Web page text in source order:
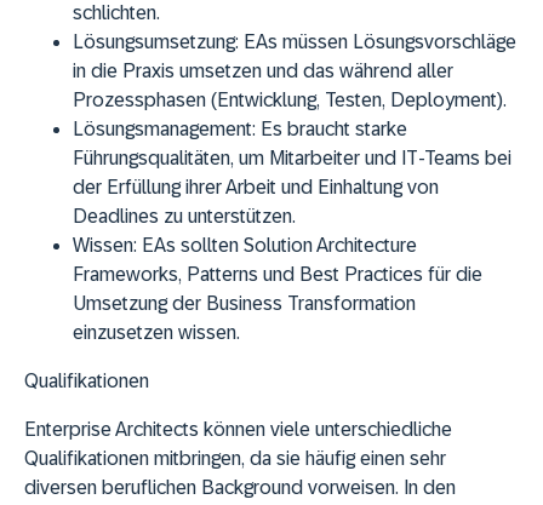
schlichten.
Lösungsumsetzung: EAs müssen Lösungsvorschläge
in die Praxis umsetzen und das während aller
Prozessphasen (Entwicklung, Testen, Deployment).
Lösungsmanagement: Es braucht starke
Führungsqualitäten, um Mitarbeiter und IT-Teams bei
der Erfüllung ihrer Arbeit und Einhaltung von
Deadlines zu unterstützen.
Wissen: EAs sollten Solution Architecture
Frameworks, Patterns und Best Practices für die
Umsetzung der Business Transformation
einzusetzen wissen.
Qualifikationen
Enterprise Architects können viele unterschiedliche
Qualifikationen mitbringen, da sie häufig einen sehr
diversen beruflichen Background vorweisen. In den